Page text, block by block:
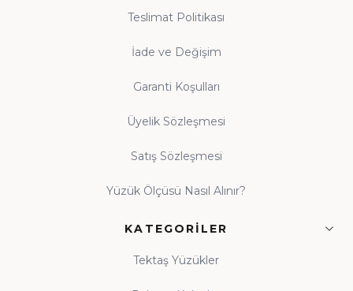
Teslimat Politikası
İade ve Değişim
Garanti Koşulları
Üyelik Sözleşmesi
Satış Sözleşmesi
Yüzük Ölçüsü Nasıl Alınır?
KATEGORILER
Tektaş Yüzükler